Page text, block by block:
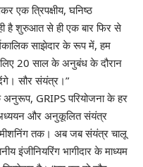
एक त्रिपक्षीय, घनिष्ठ
है शुरुआत से ही एक बार फिर से
साझेदार के रूप में, हम
लिए 20 साल के अनुबंध के दौरान
सौर संयंत्र।”
GRIPS परियोजना के हर
अध्ययन और अनुकूलित संयंत्र
तक। अब जब संयंत्र चालू
इंजीनियरिंग भागीदार के माध्यम